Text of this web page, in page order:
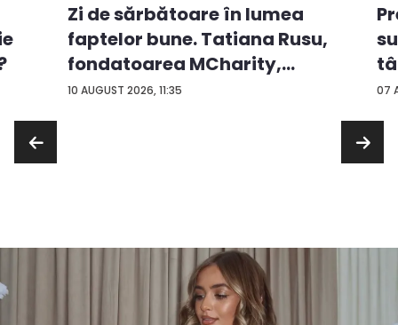
10 AUGUST 2026, 11:35
Zi de sărbătoare în lumea
faptelor bune. Tatiana Rusu,
fondatoarea MCharity,
oma...
07